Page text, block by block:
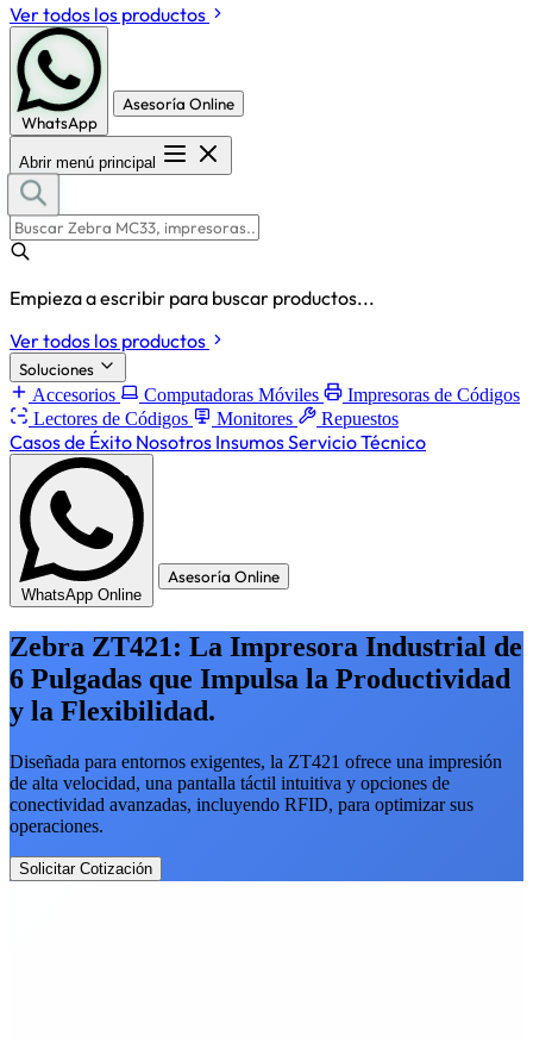
Ver todos los productos
WhatsApp
Asesoría Online
Abrir menú principal
Empieza a escribir para buscar productos...
Ver todos los productos
Soluciones
Accesorios Computadoras Móviles
Impresoras de Códigos
Lectores de Códigos
Monitores Repuestos
Casos de Éxito Nosotros InsumosServicio Técnico
WhatsApp Online
Asesoría Online
Zebra ZT421: La Impresora Industrial de
6 Pulgadas que Impulsa la Productividad
y la Flexibilidad.
Diseñada para entornos exigentes, la ZT421 ofrece una impresión
de alta velocidad, una pantalla táctil intuitiva y opciones de
conectividad avanzadas, incluyendo RFID, para optimizar sus
operaciones.
Solicitar Cotización